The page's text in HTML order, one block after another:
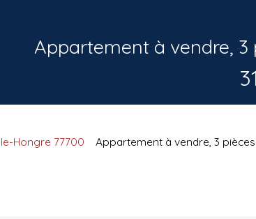
Appartement à vendre,
Hongre 77700 Appartement à vendre, 3